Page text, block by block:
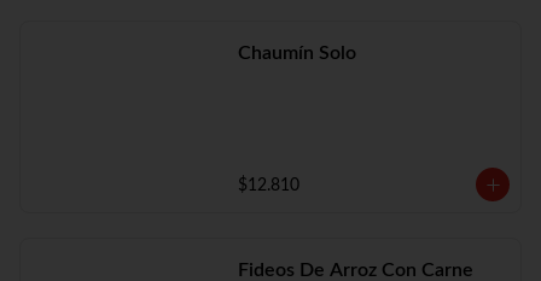
Chaumín Solo
$12.810
Fideos De Arroz Con Carne